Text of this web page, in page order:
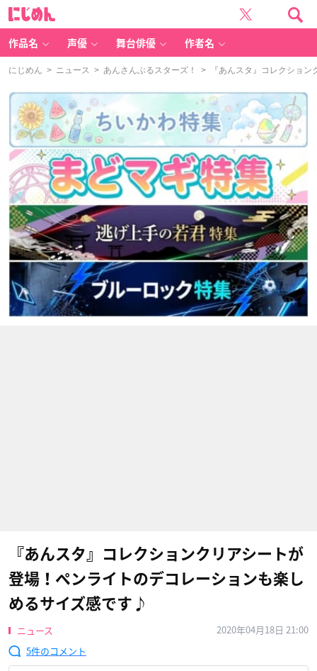
作品名 声優 舞台俳優 作者名
にじめん > ニュース > あんさんぶるスターズ！ > 『あんスタ』コレクション
『あんスタ』コレクションクリアシートが
登場！ペンライトのデコレーションも楽し
めるサイズ感です♪
ニュース
2020年04月18日 21:00
5